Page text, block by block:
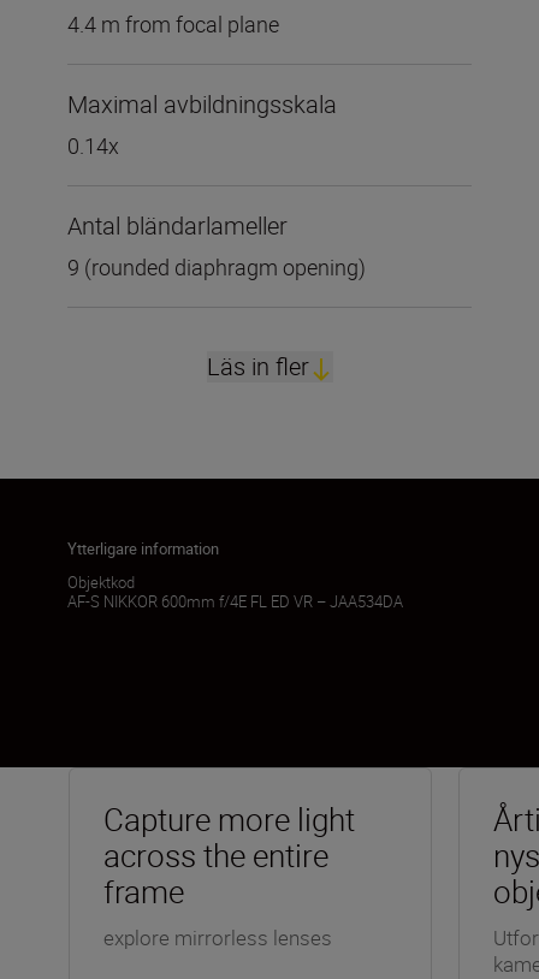
4.4 m from focal plane
Maximal avbildningsskala
0.14x
Antal bländarlameller
9 (rounded diaphragm opening)
Läs in fler
Ytterligare information
Objektkod
AF-S NIKKOR 600mm f/4E FL ED VR – JAA534DA
Capture more light
across the entire
frame
explore mirrorless lenses